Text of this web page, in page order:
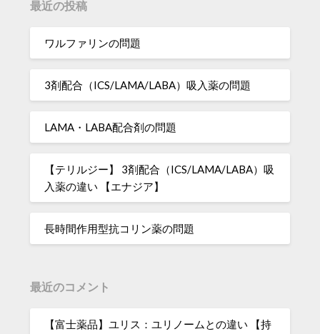
最近の投稿
ワルファリンの問題
3剤配合（ICS/LAMA/LABA）吸入薬の問題
LAMA・LABA配合剤の問題
【テリルジー】 3剤配合（ICS/LAMA/LABA）吸
入薬の違い 【エナジア】
長時間作用型抗コリン薬の問題
最近のコメント
【富士薬品】ユリス：ユリノームとの違い 【持